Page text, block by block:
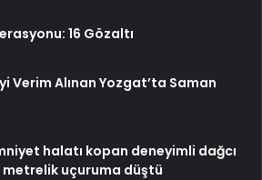
16 Gözaltı
Verim Alınan Yozgat’ta Saman
halatı kopan deneyimli dağcı
metrelik uçuruma düştü